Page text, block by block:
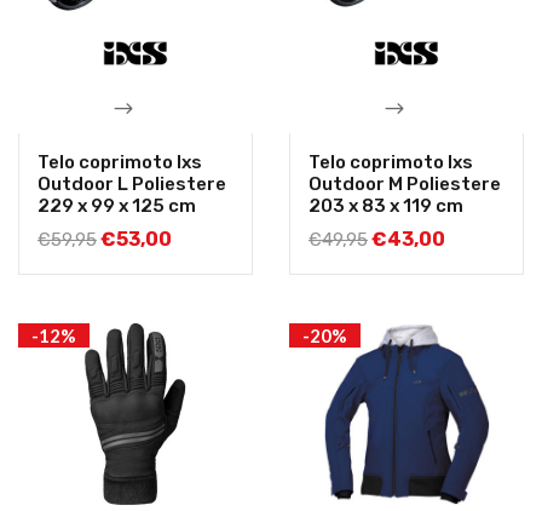
Telo coprimoto Ixs
Outdoor L Poliestere
229 x 99 x 125 cm
€59,95€53,00
Telo coprimoto Ixs
Outdoor M Poliestere
203 x 83 x 119 cm
€49,95€43,00
-12% -20%